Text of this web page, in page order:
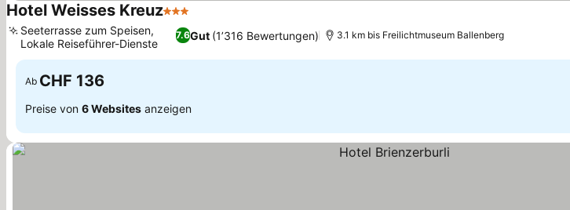
Hotel Weisses Kreuz3 Sterne
7.6Gut (1’316 Bewertungen)
Seeterrasse zum Speisen,
Lokale Reiseführer-Dienste
3.1 km bis Freilichtmuseum Ballenberg
Ab CHF 136
Preise von 6 Websites anzeigen